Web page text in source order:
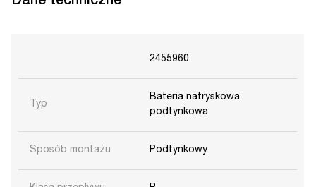
2455960
Typ
Bateria natryskowa
podtynkowa
Sposób montażu Podtynkowy